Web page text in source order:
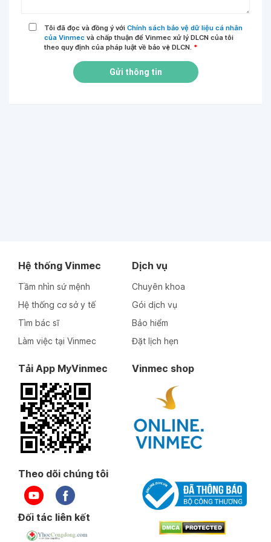
Tôi đã đọc và đồng ý với Chính sách bảo vệ dữ liệu cá nhân
của Vinmec và chấp thuận để Vinmec xử lý DLCN của tôi
theo quy định của pháp luật về bảo vệ DLCN. *
Gửi thông tin
Hệ thống Vinmec
Tầm nhìn sứ mệnh
Hệ thống cơ sở y tế
Tìm bác sĩ
Làm việc tại Vinmec
Dịch vụ
Chuyên khoa
Gói dịch vụ
Bảo hiểm
Đặt lịch hẹn
Tải App MyVinmec Vinmec shop
Theo dõi chúng tôi
Đối tác liên kết